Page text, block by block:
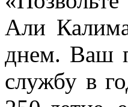
Али
днем. Ваш
службу в